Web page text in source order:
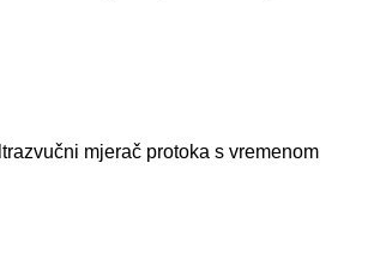
mjerač protoka s vremenom